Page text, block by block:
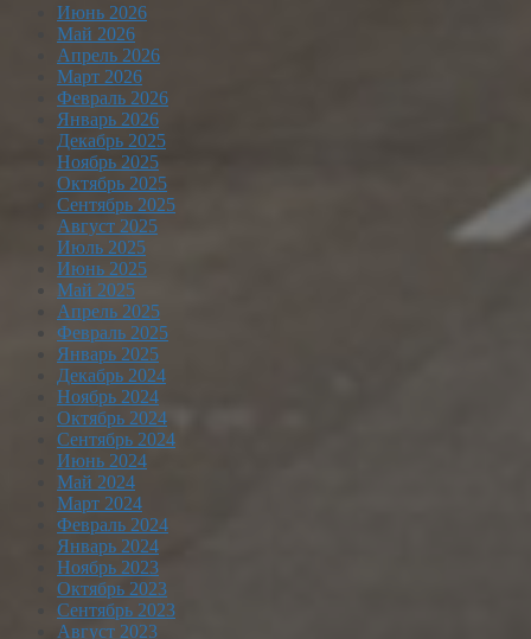
Июнь 2026
Май 2026
Апрель 2026
Март 2026
Февраль 2026
Январь 2026
Декабрь 2025
Ноябрь 2025
Октябрь 2025
Сентябрь 2025
Август 2025
Июль 2025
Июнь 2025
Май 2025
Апрель 2025
Февраль 2025
Январь 2025
Декабрь 2024
Ноябрь 2024
Октябрь 2024
Сентябрь 2024
Июнь 2024
Май 2024
Март 2024
Февраль 2024
Январь 2024
Ноябрь 2023
Октябрь 2023
Сентябрь 2023
Август 2023